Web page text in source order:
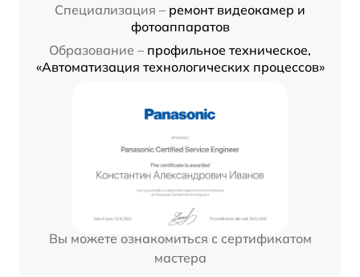
Специализация – ремонт видеокамер и
фотоаппаратов
Образование – профильное техническое,
«Автоматизация технологических процессов»
Вы можете ознакомиться с сертификатом
мастера